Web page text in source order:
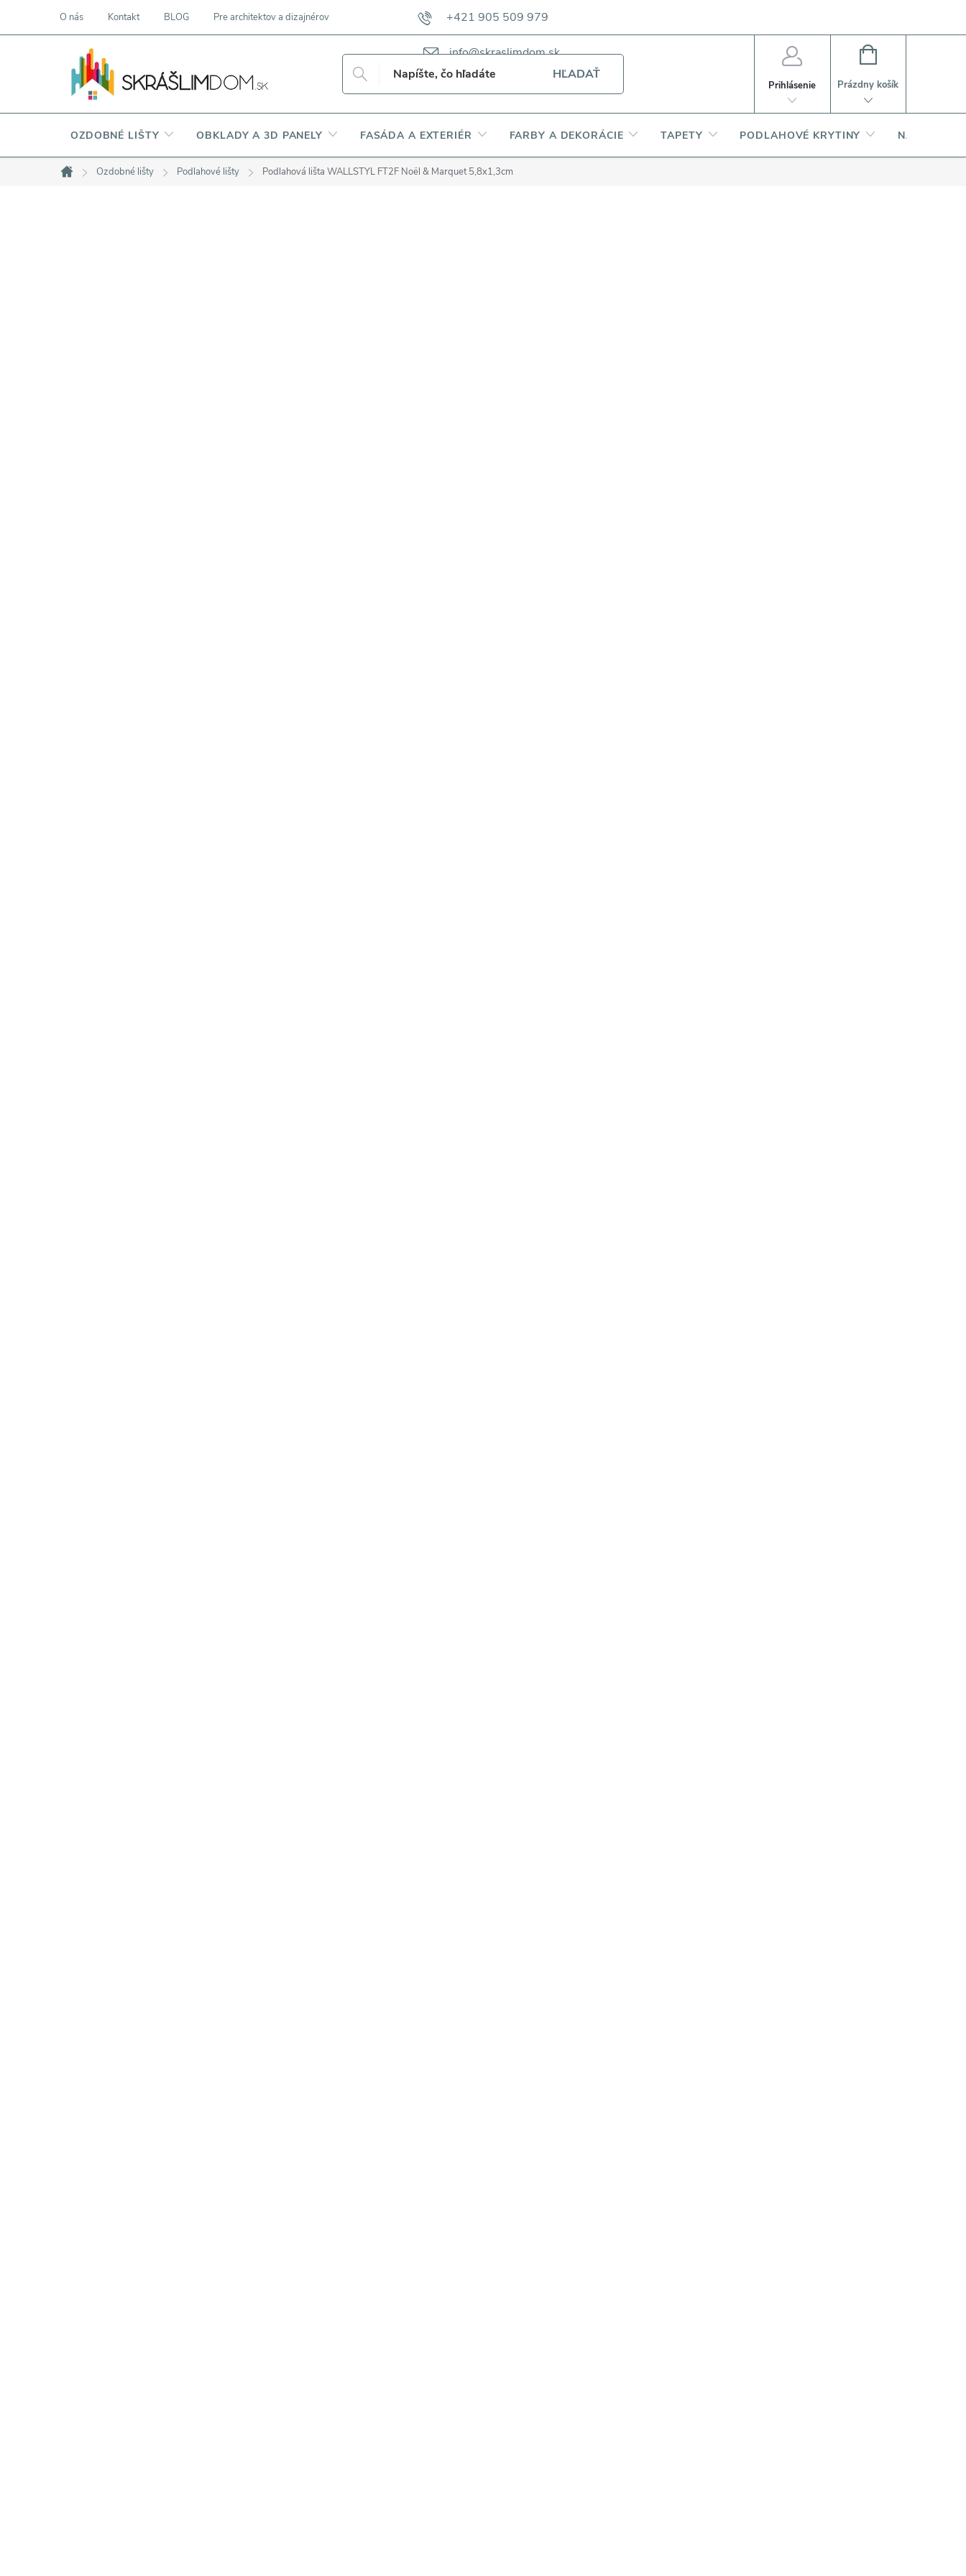
+421 905 509 979
info@skraslimdom.sk
O nás Kontakt BLOG Pre architektov a dizajnérov VZORKOVNÍKY TKANÍN CAMFERO VZORKOVNÍK TKANÍN DAPPI
HĽADAŤ
Prihlásenie
NÁKUPNÝ
Prázdny košík
OZDOBNÉ LIŠTY OBKLADY A 3D PANELY FASÁDA A EXTERIÉR FARBY A DEKORÁCIE TAPETY PODLAHOVÉ KRYTINY NARDI –
Domov
Ozdobné lišty Podlahové lišty Podlahová lišta WALLSTYL FT2F Noël & Marquet 5,8x1,3cm